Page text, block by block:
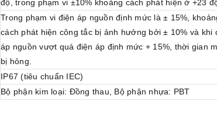
độ, trong phạm vi ±10% khoảng cách phát hiện ở +23
Trong phạm vi điện áp nguồn định mức là ± 15%,
cách phát hiện công tắc bị ảnh hưởng bởi ± 10% và khi
áp nguồn vượt quá điện áp định mức + 15%, thời gian
bị hỏng.
IP67 (tiêu chuẩn IEC)
Bộ phận kim loại: Đồng thau, Bộ phận nhựa: PBT